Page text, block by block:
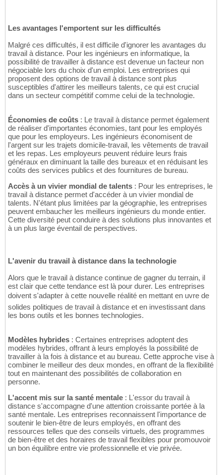
Les avantages l'emportent sur les difficultés
Malgré ces difficultés, il est difficile d'ignorer les avantages du
travail à distance. Pour les ingénieurs en informatique, la
possibilité de travailler à distance est devenue un facteur non
négociable lors du choix d'un emploi. Les entreprises qui
proposent des options de travail à distance sont plus
susceptibles d'attirer les meilleurs talents, ce qui est crucial
dans un secteur compétitif comme celui de la technologie.
Économies de coûts : Le travail à distance permet également
de réaliser d'importantes économies, tant pour les employés
que pour les employeurs. Les ingénieurs économisent de
l'argent sur les trajets domicile-travail, les vêtements de travail
et les repas. Les employeurs peuvent réduire leurs frais
généraux en diminuant la taille des bureaux et en réduisant les
coûts des services publics et des fournitures de bureau.
Accès à un vivier mondial de talents : Pour les entreprises, le
travail à distance permet d'accéder à un vivier mondial de
talents. N'étant plus limitées par la géographie, les entreprises
peuvent embaucher les meilleurs ingénieurs du monde entier.
Cette diversité peut conduire à des solutions plus innovantes et
à un plus large éventail de perspectives.
L'avenir du travail à distance dans la technologie
Alors que le travail à distance continue de gagner du terrain, il
est clair que cette tendance est là pour durer. Les entreprises
doivent s'adapter à cette nouvelle réalité en mettant en uvre de
solides politiques de travail à distance et en investissant dans
les bons outils et les bonnes technologies.
Modèles hybrides : Certaines entreprises adoptent des
modèles hybrides, offrant à leurs employés la possibilité de
travailler à la fois à distance et au bureau. Cette approche vise à
combiner le meilleur des deux mondes, en offrant de la flexibilité
tout en maintenant des possibilités de collaboration en
personne.
L'accent mis sur la santé mentale : L'essor du travail à
distance s'accompagne d'une attention croissante portée à la
santé mentale. Les entreprises reconnaissent l'importance de
soutenir le bien-être de leurs employés, en offrant des
ressources telles que des conseils virtuels, des programmes
de bien-être et des horaires de travail flexibles pour promouvoir
un bon équilibre entre vie professionnelle et vie privée.